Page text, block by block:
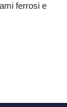
ferrosi e